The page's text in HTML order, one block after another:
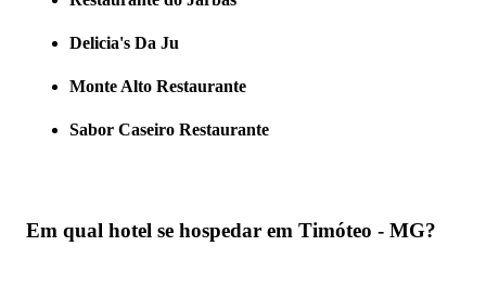
Delicia's Da Ju
Monte Alto Restaurante
Sabor Caseiro Restaurante
Em qual hotel se hospedar em Timóteo - MG?